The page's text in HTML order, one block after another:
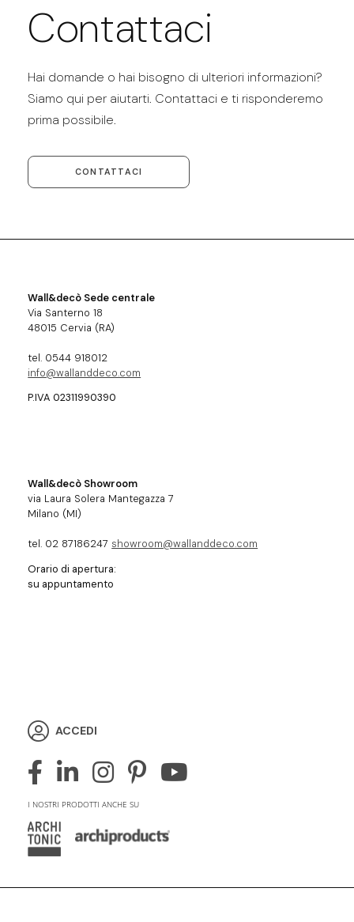
Contattaci
Hai domande o hai bisogno di ulteriori informazioni?
Siamo qui per aiutarti. Contattaci e ti risponderemo
prima possibile.
CONTATTACI
Wall&decò Sede centrale
Via Santerno 18
48015 Cervia (RA)
tel. 0544 918012
info@wallanddeco.com
P.IVA 02311990390
Wall&decò Showroom
via Laura Solera Mantegazza 7
Milano (MI)
tel. 02 87186247 showroom@wallanddeco.com
Orario di apertura:
su appuntamento
ACCEDI
I NOSTRI PRODOTTI ANCHE SU